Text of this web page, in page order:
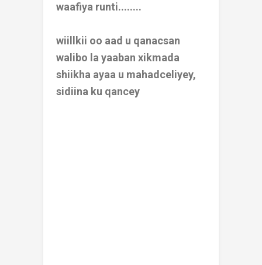
waafiya runti........
wiillkii oo aad u qanacsan
walibo la yaaban xikmada
shiikha ayaa u mahadceliyey,
sidiina ku qancey